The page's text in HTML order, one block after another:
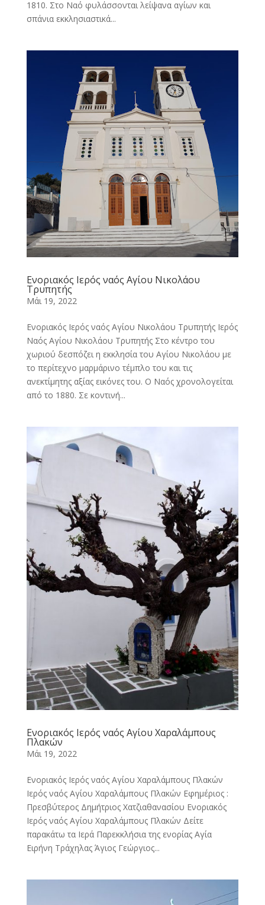
1810. Στο Ναό φυλάσσονται λείψανα αγίων και
σπάνια εκκλησιαστικά...
Ενοριακός Ιερός ναός Αγίου Νικολάου
Τρυπητής
Μάι 19, 2022
Ενοριακός Ιερός ναός Αγίου Νικολάου Τρυπητής Ιερός
Ναός Αγίου Νικολάου Τρυπητής Στο κέντρο του
χωριού δεσπόζει η εκκλησία του Αγίου Νικολάου με
το περίτεχνο μαρμάρινο τέμπλο του και τις
ανεκτίμητης αξίας εικόνες του. Ο Ναός χρονολογείται
από το 1880. Σε κοντινή...
Ενοριακός Ιερός ναός Αγίου Χαραλάμπους
Πλακών
Μάι 19, 2022
Ενοριακός Ιερός ναός Αγίου Χαραλάμπους Πλακών
Ιερός ναός Αγίου Χαραλάμπους Πλακών Εφημέριος :
Πρεσβύτερος Δημήτριος Χατζιαθανασίου Ενοριακός
Ιερός ναός Αγίου Χαραλάμπους Πλακών Δείτε
παρακάτω τα Ιερά Παρεκκλήσια της ενορίας Αγία
Ειρήνη Τράχηλας Άγιος Γεώργιος...